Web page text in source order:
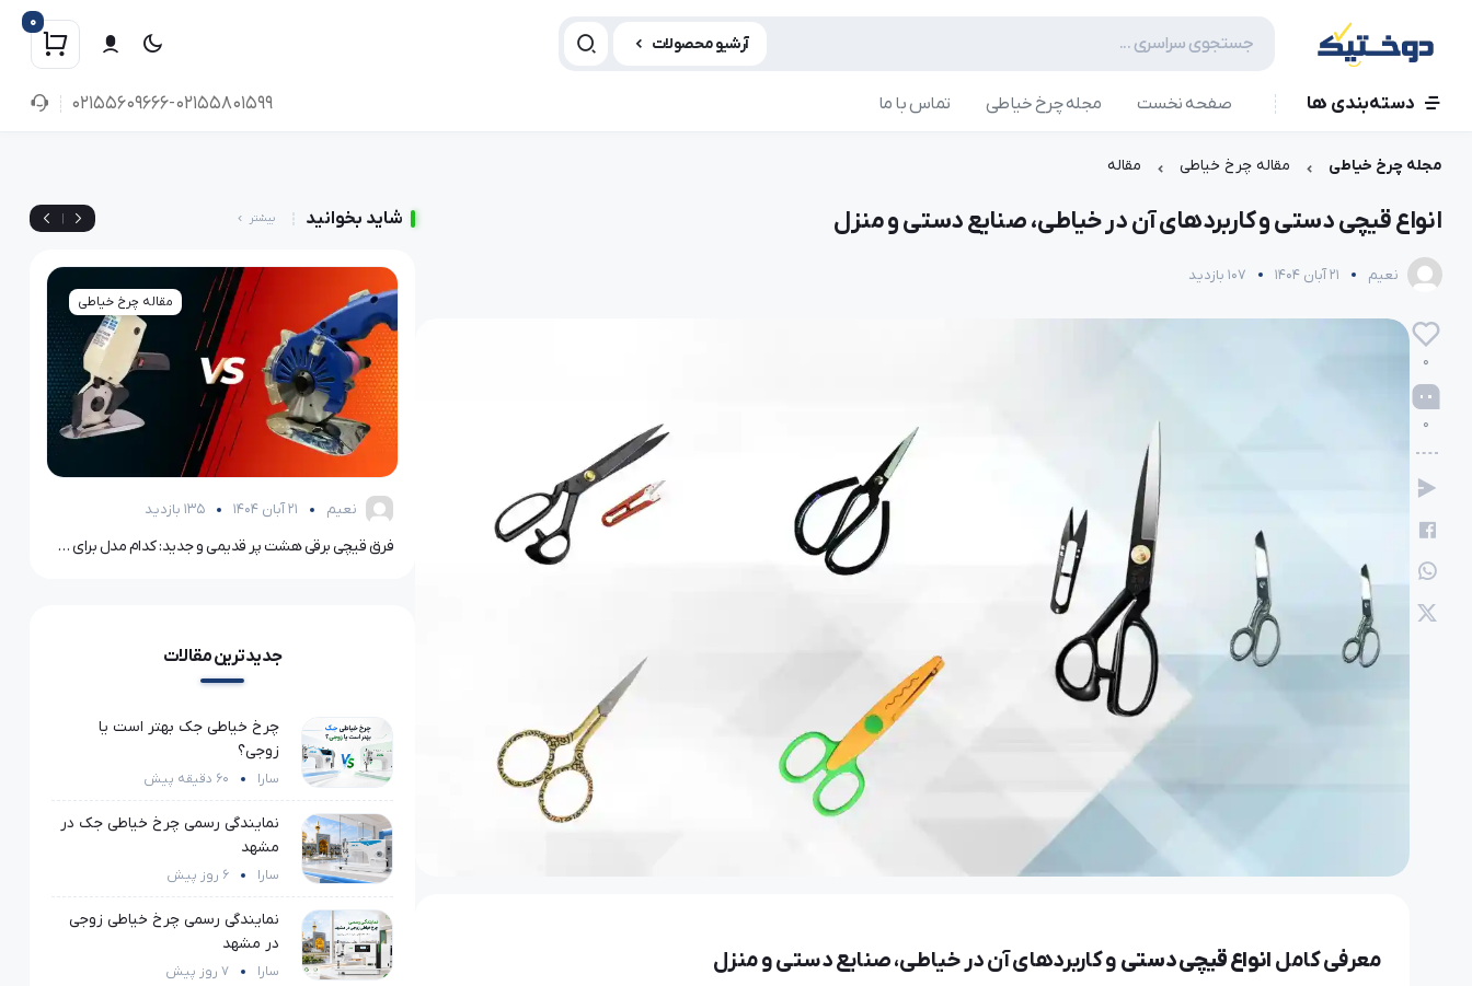
آرشیو محصولات
0
دسته‌بندی ها صفحه نخست مجله چرخ خیاطی تماس با ما 02155609666-02155801599
مجله چرخ خیاطی مقاله چرخ خیاطی مقاله
انواع قیچی دستی و کاربردهای آن در خیاطی، صنایع دستی و منزل
نعیم 21 آبان 1404 107 بازدید
0
0
معرفی کاملانواع قیچی دستیو کاربردهای آن در خیاطی، صنایع دستی و منزل
شاید بخوانید بیشتر |
نعیم 06 مرداد 1405 19 بازدید
نمایندگی رسمی چرخ خیاطی زوجی در مازندران
مقاله چرخ خیاطی
نعیم 21 آبان 1404 135 بازدید
فرق قیچی برقی هشت پر قدیمی و جدید: کدام مدل برای شما بهتر است؟
جدیدترین مقالات
چرخ خیاطی جک بهتر است یا
زوجی؟
سارا 60 دقیقه پیش
نمایندگی رسمی چرخ خیاطی جک در
مشهد
سارا 6 روز پیش
نمایندگی رسمی چرخ خیاطی زوجی
در مشهد
سارا 7 روز پیش